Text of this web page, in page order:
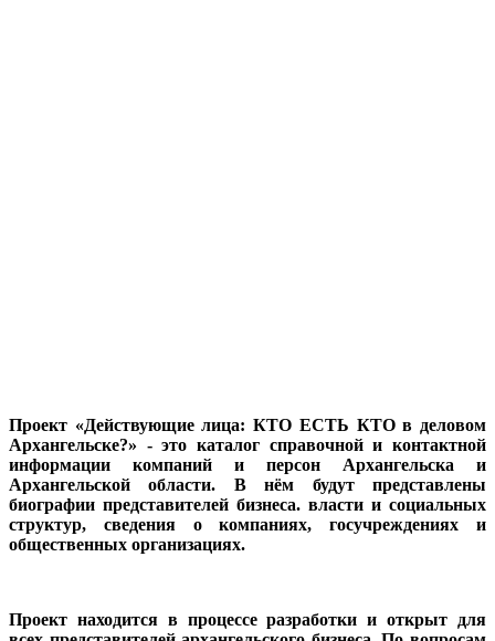
Проект «Действующие лица: КТО ЕСТЬ КТО в деловом
Архангельске?» - это каталог справочной и контактной
информации компаний и персон Архангельска и
Архангельской области. В нём будут представлены
биографии представителей бизнеса. власти и социальных
структур, сведения о компаниях, госучреждениях и
общественных организациях.
Проект находится в процессе разработки и открыт для